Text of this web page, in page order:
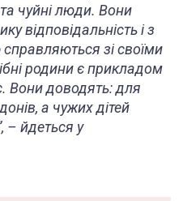
чуйні люди. Вони
відповідальність і з
зі своїми
родини є прикладом
Вони доводять: для
а чужих дітей
– йдеться у